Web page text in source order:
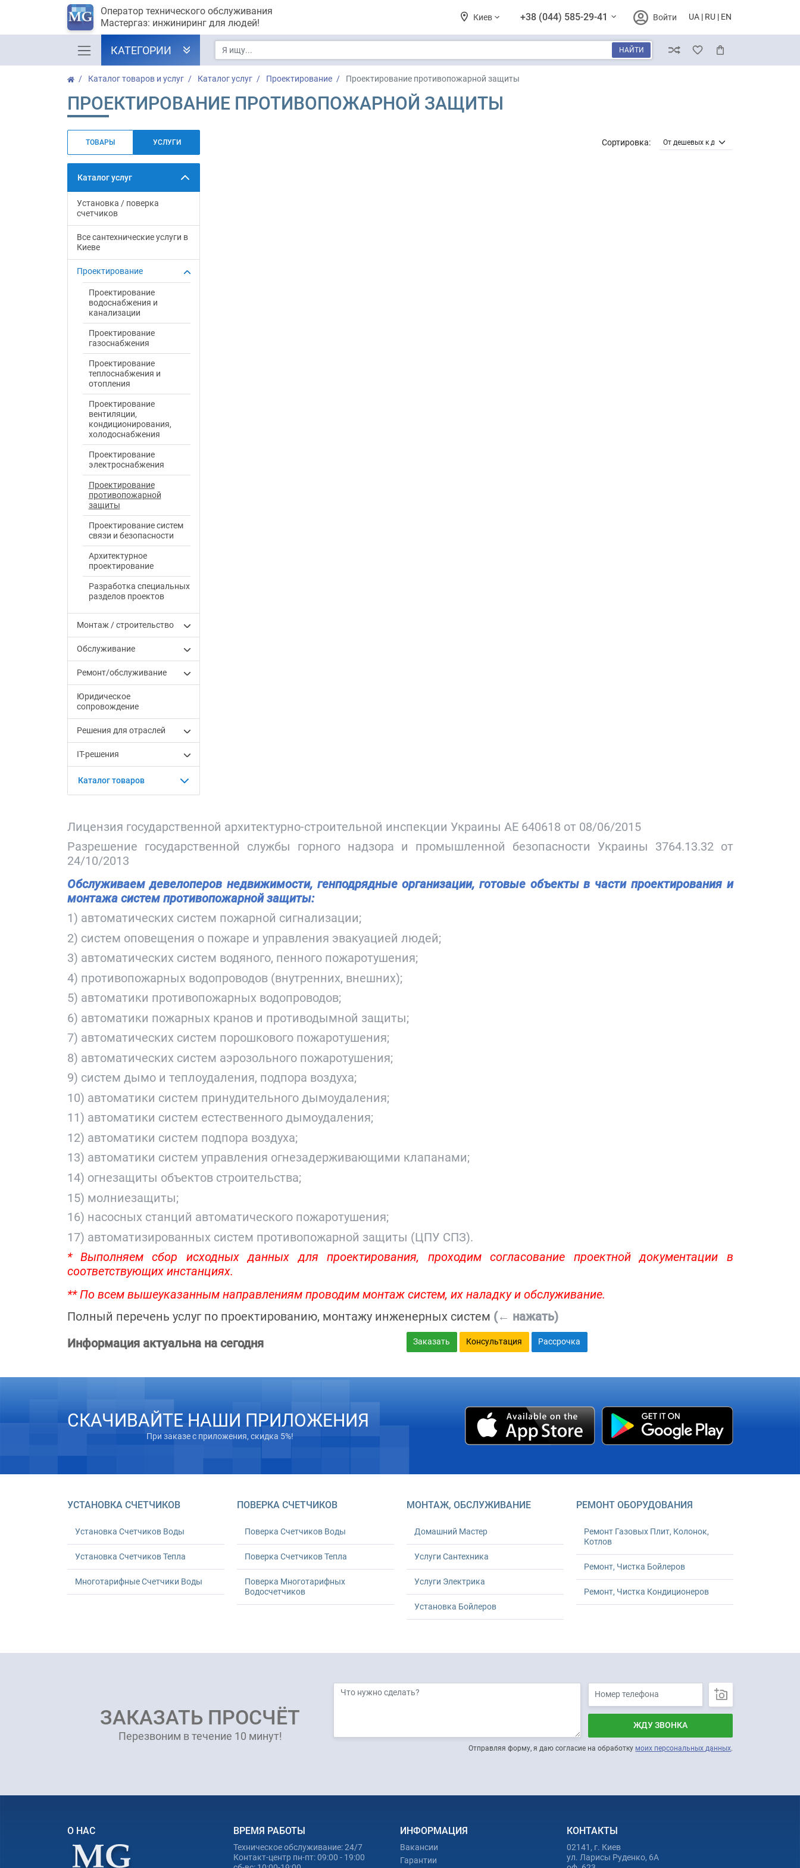
Оператор технического обслуживания
Мастергаз: инжиниринг для людей!
Киев +38 (044) 585-29-41 Войти UA RU EN
КАТЕГОРИИ НАЙТИ СравнениеИзбранноеКорзина
Каталог товаров и услуг Каталог услуг Проектирование Проектирование противопожарной защиты
ПРОЕКТИРОВАНИЕ ПРОТИВОПОЖАРНОЙ ЗАЩИТЫ
ТОВАРЫ УСЛУГИ
Каталог услуг
Установка / поверка
счетчиков
Все сантехнические услуги в
Киеве
Проектирование
Проектирование
водоснабжения и
канализации
Проектирование
газоснабжения
Проектирование
теплоснабжения и
отопления
Проектирование
вентиляции,
кондиционирования,
холодоснабжения
Проектирование
электроснабжения
Проектирование
противопожарной
защиты
Проектирование систем
связи и безопасности
Архитектурное
проектирование
Разработка специальных
разделов проектов
Монтаж / строительство
Обслуживание
Ремонт/обслуживание
Юридическое
сопровождение
Решения для отраслей
IT-решения
Каталог товаров
Сортировка:
Лицензия государственной архитектурно-строительной инспекции Украины АЕ 640618 от 08/06/2015
Разрешение государственной службы горного надзора и промышленной безопасности Украины 3764.13.32 от
24/10/2013
Обслуживаем девелоперов недвижимости, генподрядные организации, готовые объекты в части проектирования и
монтажа систем противопожарной защиты:
1) автоматических систем пожарной сигнализации;
2) систем оповещения о пожаре и управления эвакуацией людей;
3) автоматических систем водяного, пенного пожаротушения;
4) противопожарных водопроводов (внутренних, внешних);
5) автоматики противопожарных водопроводов;
6) автоматики пожарных кранов и противодымной защиты;
7) автоматических систем порошкового пожаротушения;
8) автоматических систем аэрозольного пожаротушения;
9) систем дымо и теплоудаления, подпора воздуха;
10) автоматики систем принудительного дымоудаления;
11) автоматики систем естественного дымоудаления;
12) автоматики систем подпора воздуха;
13) автоматики систем управления огнезадерживающими клапанами;
14) огнезащиты объектов строительства;
15) молниезащиты;
16) насосных станций автоматического пожаротушения;
17) автоматизированных систем противопожарной защиты (ЦПУ СПЗ).
* Выполняем сбор исходных данных для проектирования, проходим согласование проектной документации в
соответствующих инстанциях.
** По всем вышеуказанным направлениям проводим монтаж систем, их наладку и обслуживание.
Полный перечень услуг по проектированию, монтажу инженерных систем (← нажать)
Информация актуальна на сегодня
Заказать Консультация Рассрочка
СКАЧИВАЙТЕ НАШИ ПРИЛОЖЕНИЯ
При заказе с приложения, скидка 5%!
УСТАНОВКА СЧЕТЧИКОВ
Установка Счетчиков Воды
Установка Счетчиков Тепла
Многотарифные Счетчики Воды
ПОВЕРКА СЧЕТЧИКОВ
Поверка Счетчиков Воды
Поверка Счетчиков Тепла
Поверка Многотарифных
Водосчетчиков
МОНТАЖ, ОБСЛУЖИВАНИЕ
Домашний Мастер
Услуги Сантехника
Услуги Электрика
Установка Бойлеров
РЕМОНТ ОБОРУДОВАНИЯ
Ремонт Газовых Плит, Колонок,
Котлов
Ремонт, Чистка Бойлеров
Ремонт, Чистка Кондиционеров
ЗАКАЗАТЬ ПРОСЧЁТ
Перезвоним в течение 10 минут!
ЖДУ ЗВОНКА
Отправляя форму, я даю согласие на обработку моих персональных данных.
О НАС ВРЕМЯ РАБОТЫ
Техническое обслуживание: 24/7
Контакт-центр пн-пт: 09:00 - 19:00
ИНФОРМАЦИЯ
Вакансии
Гарантии
КОНТАКТЫ
02141, г. Киев
ул. Ларисы Руденко, 6А